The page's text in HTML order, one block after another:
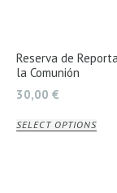
Reserva de
la Comunión
30,00 €
SELECT OPTIONS